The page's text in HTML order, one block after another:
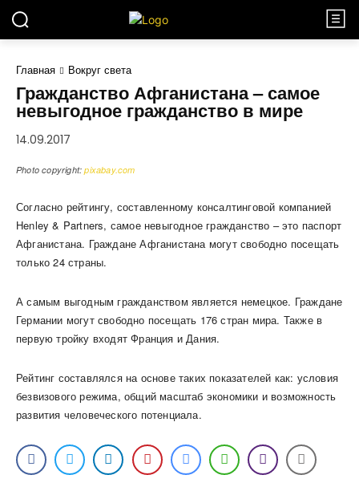
Главная Вокруг света
Гражданство Афганистана – самое
невыгодное гражданство в мире
14.09.2017
Photo copyright:pixabay.com
Согласно рейтингу, составленному консалтинговой компанией
Henley & Partners, самое невыгодное гражданство – это паспорт
Афганистана. Граждане Афганистана могут свободно посещать
только 24 страны.
А самым выгодным гражданством является немецкое. Граждане
Германии могут свободно посещать 176 стран мира. Также в
первую тройку входят Франция и Дания.
Рейтинг составлялся на основе таких показателей как: условия
безвизового режима, общий масштаб экономики и возможность
развития человеческого потенциала.